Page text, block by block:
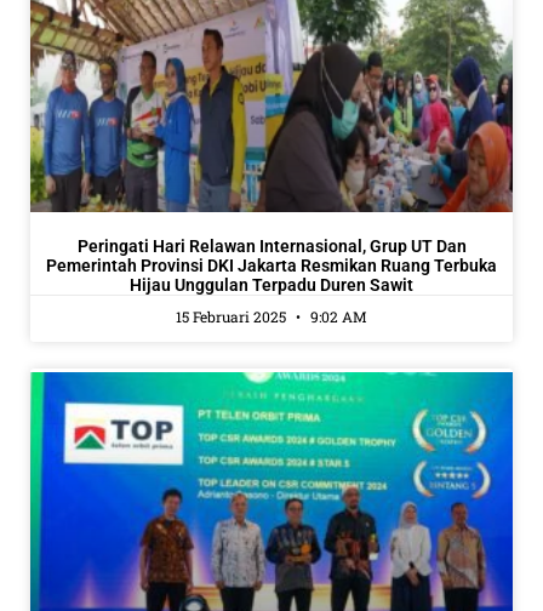
Peringati Hari Relawan Internasional, Grup UT Dan
Pemerintah Provinsi DKI Jakarta Resmikan Ruang Terbuka
Hijau Unggulan Terpadu Duren Sawit
15 Februari 2025
9:02 AM